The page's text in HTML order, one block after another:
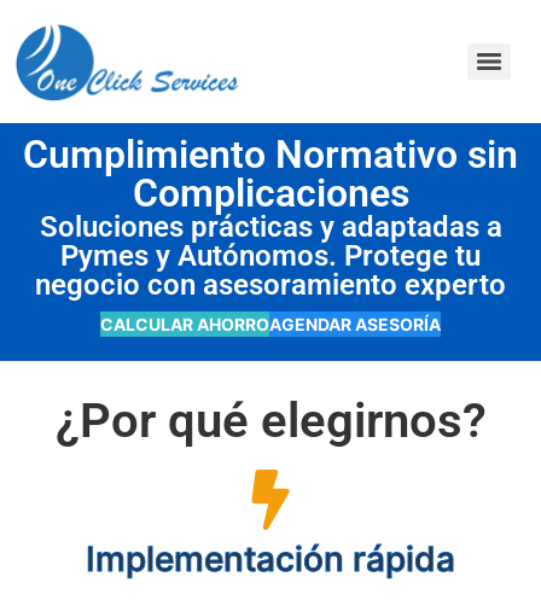
Cumplimiento Normativo sin
Complicaciones
Soluciones prácticas y adaptadas a
Pymes y Autónomos. Protege tu
negocio con asesoramiento experto
CALCULAR AHORROAGENDAR ASESORÍA
¿Por qué elegirnos?
Implementación rápida